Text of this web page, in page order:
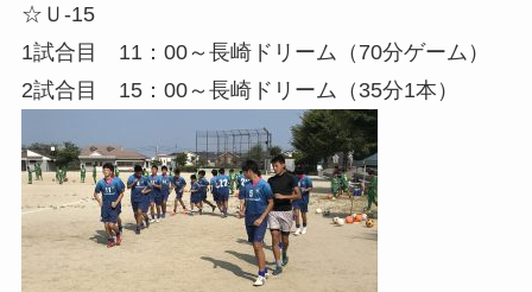
☆Ｕ-15
1試合目 11：00～長崎ドリーム（70分ゲーム）
2試合目 15：00～長崎ドリーム（35分1本）